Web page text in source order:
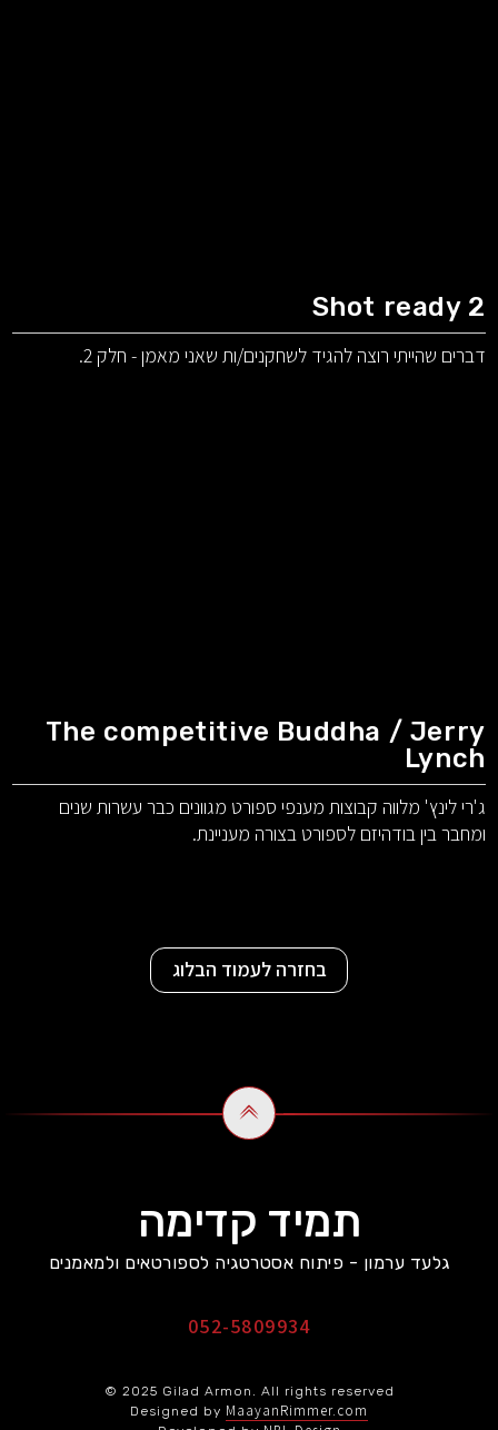
Shot ready 2
דברים שהייתי רוצה להגיד לשחקנים/ות שאני מאמן - חלק 2.
The competitive Buddha / Jerry
Lynch
ג'רי לינץ' מלווה קבוצות מענפי ספורט מגוונים כבר עשרות שנים
ומחבר בין בודהיזם לספורט בצורה מעניינת.
בחזרה לעמוד הבלוג
תמיד קדימה
גלעד ערמון - פיתוח אסטרטגיה לספורטאים ולמאמנים
052-5809934
© 2025 Gilad Armon. All rights reserved
Designed by MaayanRimmer.com